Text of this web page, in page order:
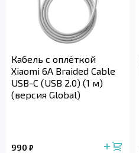
Кабель с оплёткой
Xiaomi 6A Braided Cable
USB-C (USB 2.0) (1 м)
(версия Global)
990 ₽